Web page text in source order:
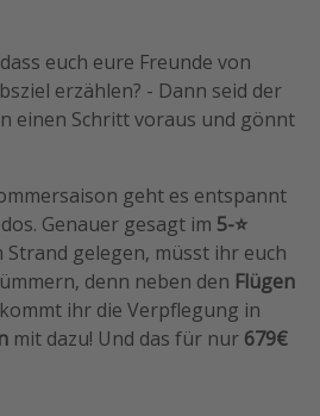
euch eure Freunde von
erzählen? - Dann seid der
einen Schritt voraus und gönnt
geht es entspannt
Genauer gesagt im 5-⭐️
Strand gelegen, müsst ihr euch
denn neben den Flügen
ihr die Verpflegung in
mit dazu! Und das für nur 679€